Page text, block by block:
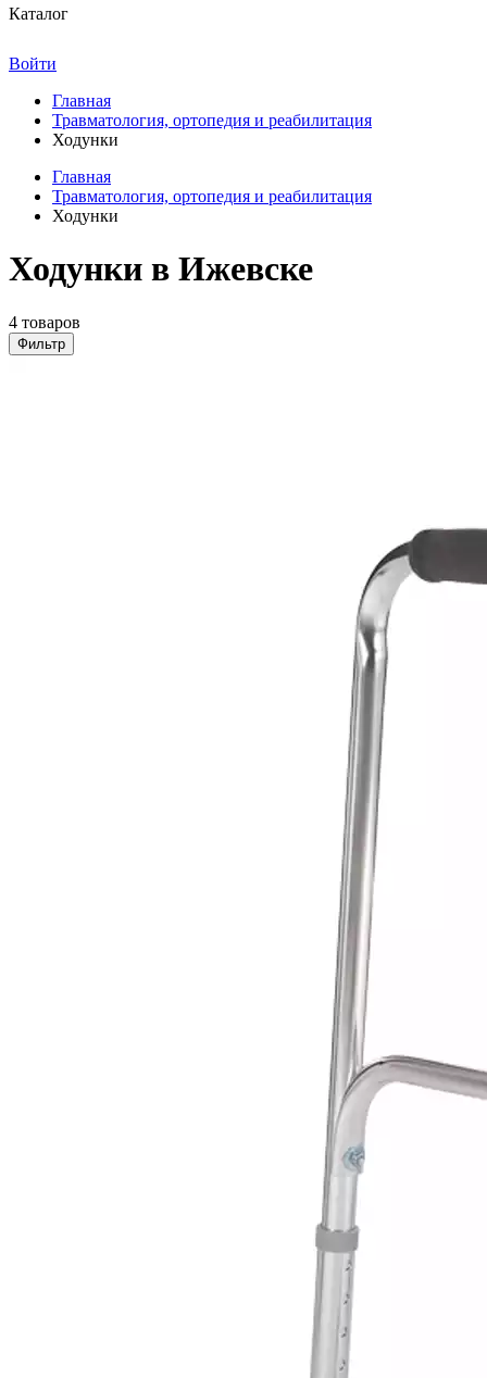
Каталог
Войти
Главная
Травматология, ортопедия и реабилитация
Ходунки
Главная
Травматология, ортопедия и реабилитация
Ходунки
Ходунки в Ижевске
4 товаров
Фильтр